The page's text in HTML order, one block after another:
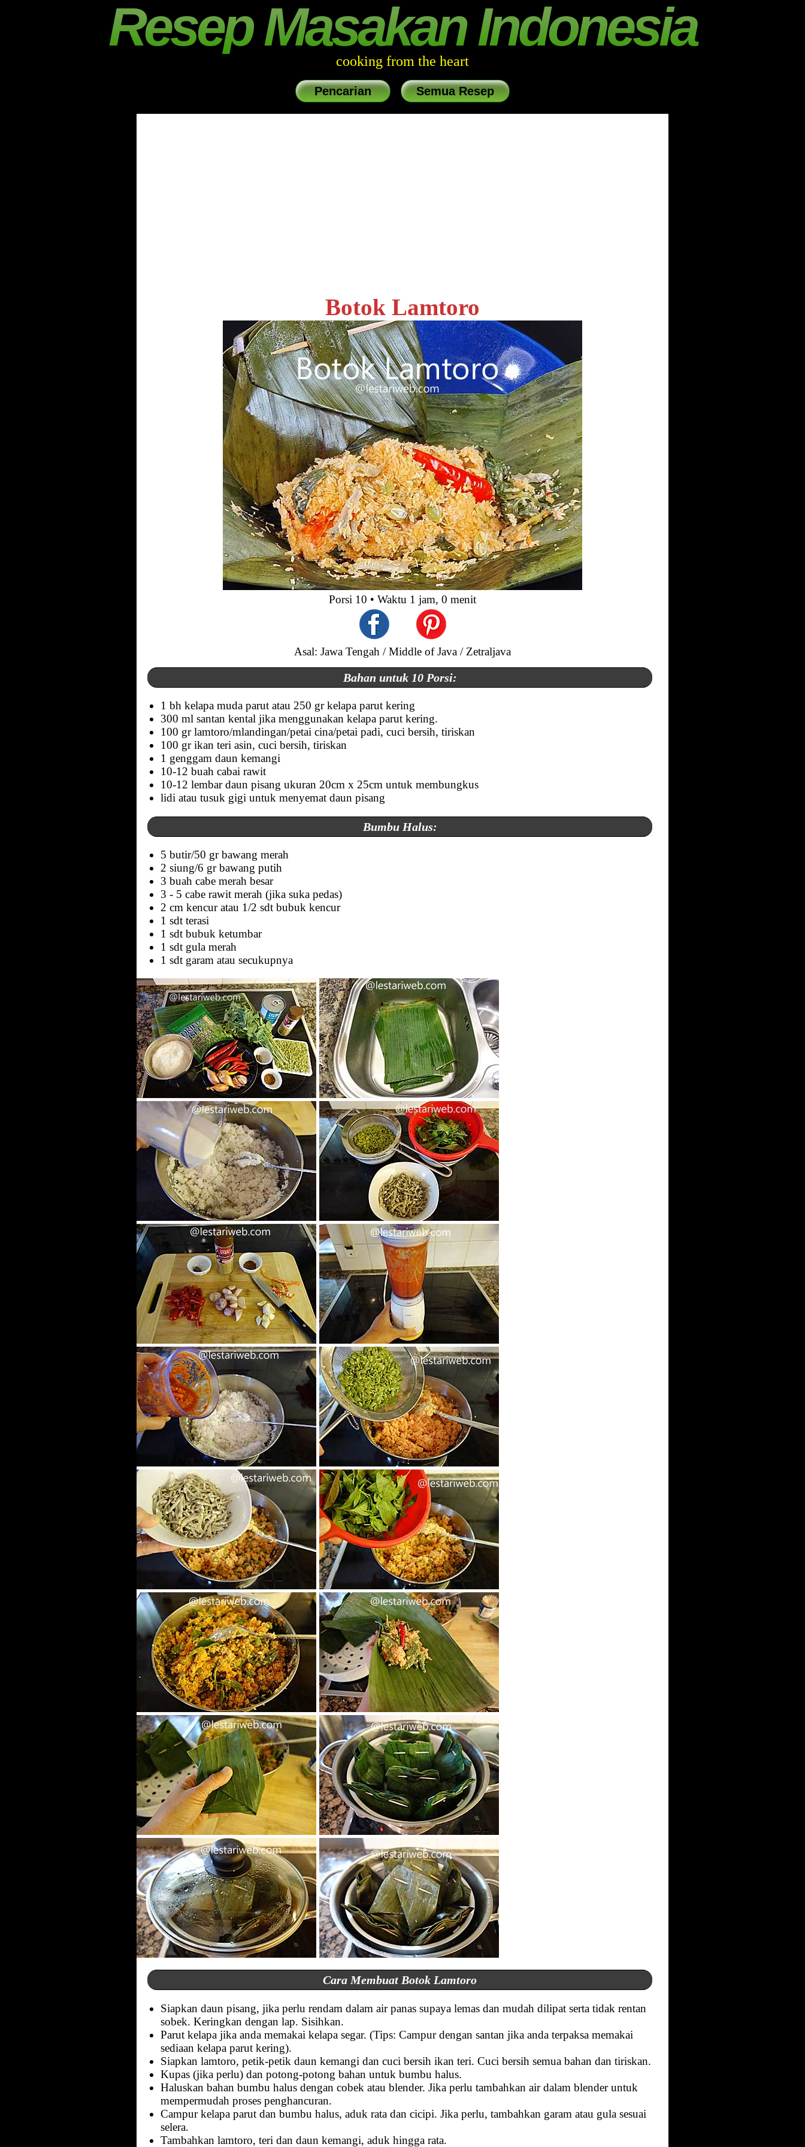
Resep Masakan Indonesia
cooking from the heart
Pencarian Semua Resep
Botok Lamtoro
Porsi 10 • Waktu 1 jam, 0 menit
Asal: Jawa Tengah / Middle of Java / Zetraljava
Bahan untuk 10 Porsi:
1 bh kelapa muda parut atau 250 gr kelapa parut kering
300 ml santan kental jika menggunakan kelapa parut kering.
100 gr lamtoro/mlandingan/petai cina/petai padi, cuci bersih, tiriskan
100 gr ikan teri asin, cuci bersih, tiriskan
1 genggam daun kemangi
10-12 buah cabai rawit
10-12 lembar daun pisang ukuran 20cm x 25cm untuk membungkus
lidi atau tusuk gigi untuk menyemat daun pisang
Bumbu Halus:
5 butir/50 gr bawang merah
2 siung/6 gr bawang putih
3 buah cabe merah besar
3 - 5 cabe rawit merah (jika suka pedas)
2 cm kencur atau 1/2 sdt bubuk kencur
1 sdt terasi
1 sdt bubuk ketumbar
1 sdt gula merah
1 sdt garam atau secukupnya
Cara Membuat Botok Lamtoro
Siapkan daun pisang, jika perlu rendam dalam air panas supaya lemas dan mudah dilipat serta tidak rentan
sobek. Keringkan dengan lap. Sisihkan.
Parut kelapa jika anda memakai kelapa segar. (Tips: Campur dengan santan jika anda terpaksa memakai
sediaan kelapa parut kering).
Siapkan lamtoro, petik-petik daun kemangi dan cuci bersih ikan teri. Cuci bersih semua bahan dan tiriskan.
Kupas (jika perlu) dan potong-potong bahan untuk bumbu halus.
Haluskan bahan bumbu halus dengan cobek atau blender. Jika perlu tambahkan air dalam blender untuk
mempermudah proses penghancuran.
Campur kelapa parut dan bumbu halus, aduk rata dan cicipi. Jika perlu, tambahkan garam atau gula sesuai
selera.
Tambahkan lamtoro, teri dan daun kemangi, aduk hingga rata.